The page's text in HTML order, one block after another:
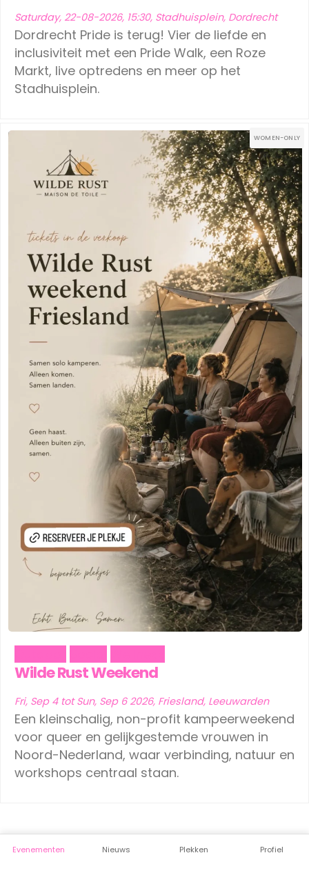
Saturday, 22-08-2026, 15:30, Stadhuisplein, Dordrecht
Dordrecht Pride is terug! Vier de liefde en
inclusiviteit met een Pride Walk, een Roze
Markt, live optredens en meer op het
Stadhuisplein.
WOMEN-ONLY
Wilde Rust Weekend
Fri, Sep 4 tot Sun, Sep 6 2026, Friesland, Leeuwarden
Een kleinschalig, non-profit kampeerweekend
voor queer en gelijkgestemde vrouwen in
Noord-Nederland, waar verbinding, natuur en
workshops centraal staan.
Evenementen Nieuws Plekken Profiel